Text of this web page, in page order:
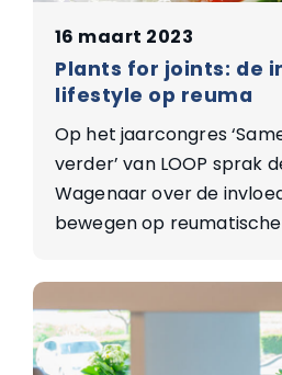
16 maart 2023
Plants for joints: de
lifestyle op reuma
Op het jaarcongres
verder’ van LOOP sprak
Wagenaar over de
bewegen op